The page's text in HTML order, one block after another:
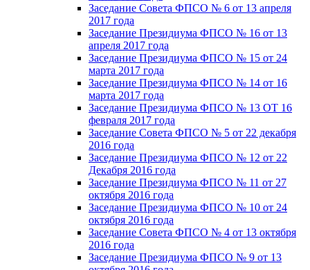
Заседание Совета ФПСО № 6 от 13 апреля
2017 года
Заседание Президиума ФПСО № 16 от 13
апреля 2017 года
Заседание Президиума ФПСО № 15 от 24
марта 2017 года
Заседание Президиума ФПСО № 14 от 16
марта 2017 года
Заседание Президиума ФПСО № 13 ОТ 16
февраля 2017 года
Заседание Совета ФПСО № 5 от 22 декабря
2016 года
Заседание Президиума ФПСО № 12 от 22
Декабря 2016 года
Заседание Президиума ФПСО № 11 от 27
октября 2016 года
Заседание Президиума ФПСО № 10 от 24
октября 2016 года
Заседание Совета ФПСО № 4 от 13 октября
2016 года
Заседание Президиума ФПСО № 9 от 13